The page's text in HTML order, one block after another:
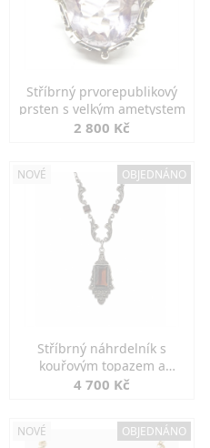
Stříbrný prvorepublikový
prsten s velkým ametystem
2 800 Kč
NOVÉ OBJEDNÁNO
Stříbrný náhrdelník s
kouřovým topazem a
markazity
4 700 Kč
NOVÉ OBJEDNÁNO